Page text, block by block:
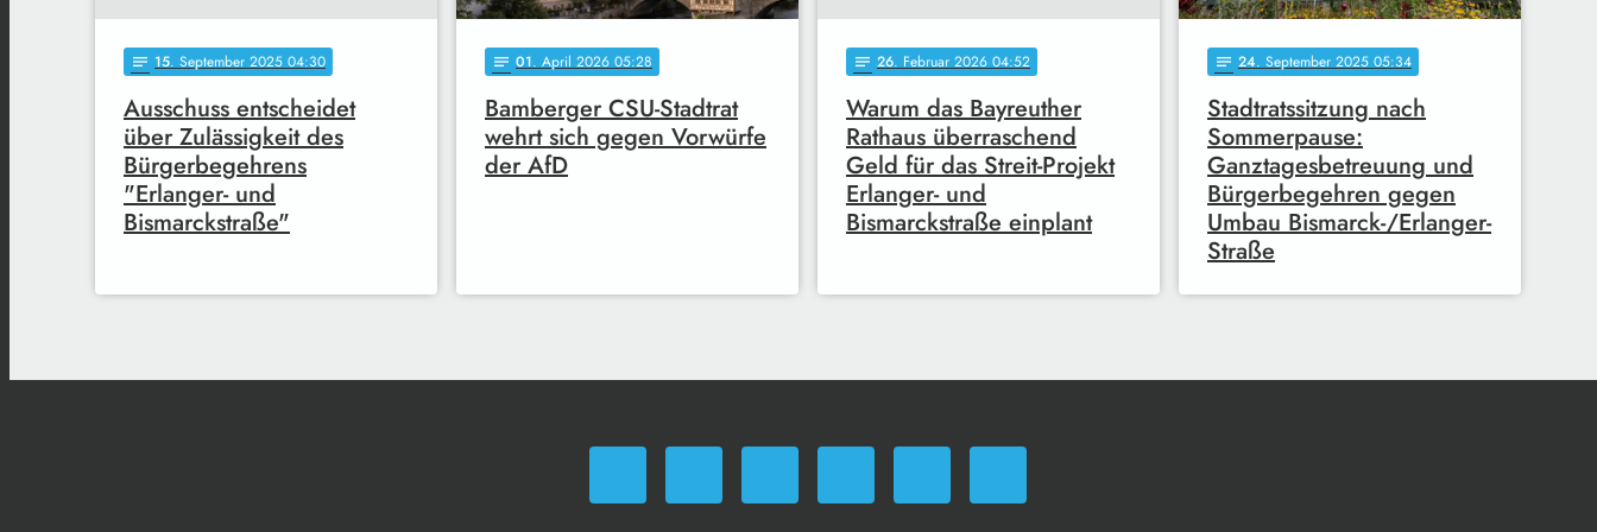
notes 15. September 2025 04:30
Ausschuss entscheidet
über Zulässigkeit des
Bürgerbegehrens
"Erlanger- und
Bismarckstraße"
notes 01. April 2026 05:28
Bamberger CSU-Stadtrat
wehrt sich gegen Vorwürfe
der AfD
notes 26. Februar 2026 04:52
Warum das Bayreuther
Rathaus überraschend
Geld für das Streit-Projekt
Erlanger- und
Bismarckstraße einplant
notes 24. September 2025 05:34
Stadtratssitzung nach
Sommerpause:
Ganztagesbetreuung und
Bürgerbegehren gegen
Umbau Bismarck-/Erlanger-
Straße